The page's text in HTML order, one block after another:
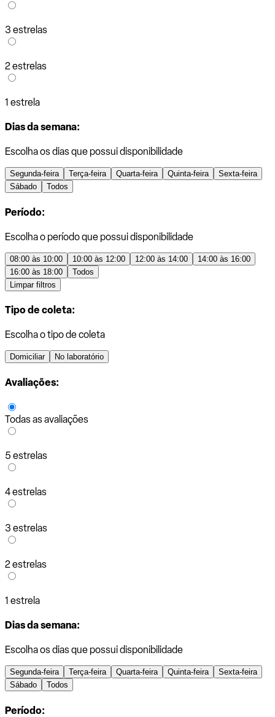
3 estrelas
2 estrelas
1 estrela
Dias da semana:
Escolha os dias que possui disponibilidade
Segunda-feira Terça-feira Quarta-feira Quinta-feira
Sexta-feira
Sábado
Todos
Período:
Escolha o período que possui disponibilidade
08:00 às 10:00 10:00 às 12:00 12:00 às 14:00
14:00 às 16:00
16:00 às 18:00
Todos
Limpar filtros
Tipo de coleta:
Escolha o tipo de coleta
Domiciliar No laboratório
Avaliações:
Todas as avaliações
5 estrelas
4 estrelas
3 estrelas
2 estrelas
1 estrela
Dias da semana:
Escolha os dias que possui disponibilidade
Segunda-feira Terça-feira Quarta-feira Quinta-feira
Sexta-feira
Sábado
Todos
Período: